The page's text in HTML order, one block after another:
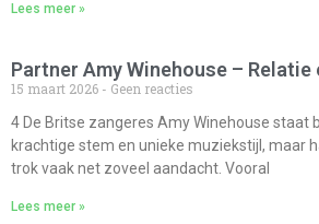
Lees meer »
Partner Amy Winehouse – Relatie
15 maart 2026
Geen reacties
4 De Britse zangeres Amy Winehouse staat
krachtige stem en unieke muziekstijl, maar
trok vaak net zoveel aandacht. Vooral
Lees meer »